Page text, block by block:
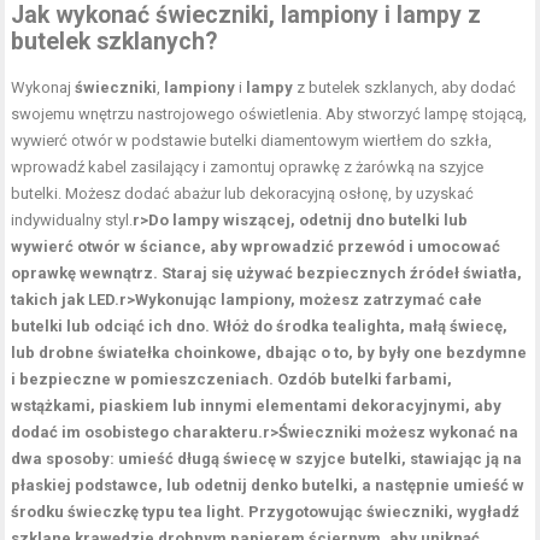
Jak wykonać świeczniki, lampiony i lampy z
butelek szklanych?
Wykonajświeczniki, lampiony i lampy z butelek szklanych, aby dodać
swojemu wnętrzu nastrojowego oświetlenia. Aby stworzyć lampę stojącą,
wywierć otwór w podstawie butelki diamentowym wiertłem do szkła,
wprowadź kabel zasilający i zamontuj oprawkę z żarówką na szyjce
butelki. Możesz dodać abażur lub dekoracyjną osłonę, by uzyskać
indywidualny styl.r>Do lampy wiszącej, odetnij dno butelki lub
wywierć otwór w ściance, aby wprowadzić przewód i umocować
oprawkę wewnątrz. Staraj się używać bezpiecznych źródeł światła,
takich jak LED.r>Wykonując lampiony, możesz zatrzymać całe
butelki lub odciąć ich dno. Włóż do środka tealighta, małą świecę,
lub drobne światełka choinkowe, dbając o to, by były one bezdymne
i bezpieczne w pomieszczeniach. Ozdób butelki farbami,
wstążkami, piaskiem lub innymi elementami dekoracyjnymi, aby
dodać im osobistego charakteru.r>Świeczniki możesz wykonać na
dwa sposoby: umieść długą świecę w szyjce butelki, stawiając ją na
płaskiej podstawce, lub odetnij denko butelki, a następnie umieść w
środku świeczkę typu tea light. Przygotowując świeczniki, wygładź